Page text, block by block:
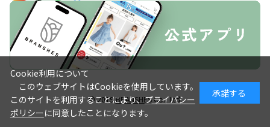
© 2019BRANSHESCo., Ltd.
Cookie利用について
このウェブサイトはCookieを使用しています。
このサイトを利用することにより、プライバシー
ポリシーに同意したことになります。
承諾する